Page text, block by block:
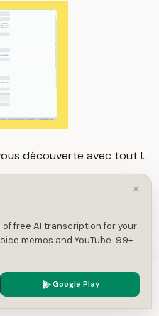
découverte avec tout l…
×
free AI transcription for your
memos and YouTube. 99+
Google Play